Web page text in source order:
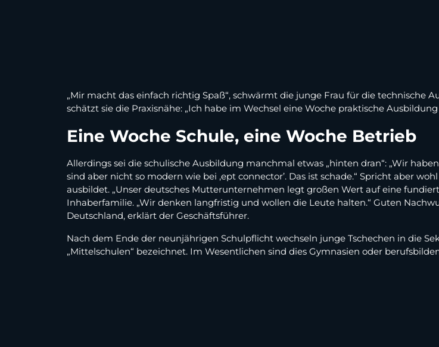
„Mir macht das einfach richtig Spaß“, schwärmt die junge Frau für die technische
schätzt sie die Praxisnähe: „Ich habe im Wechsel eine Woche praktische
Eine Woche Schule, eine Woche Betrieb
Allerdings sei die schulische Ausbildung manchmal etwas „hinten dran“: „Wir
sind aber nicht so modern wie bei ,ept connector’. Das ist schade.“ Spricht aber
ausbildet. „Unser deutsches Mutterunternehmen legt großen Wert auf eine
Inhaberfamilie. „Wir denken langfristig und wollen die Leute halten.“ Guten
Deutschland, erklärt der Geschäftsführer.
Nach dem Ende der neunjährigen Schulpflicht wechseln junge Tschechen in die
„Mittelschulen“ bezeichnet. Im Wesentlichen sind dies Gymnasien oder